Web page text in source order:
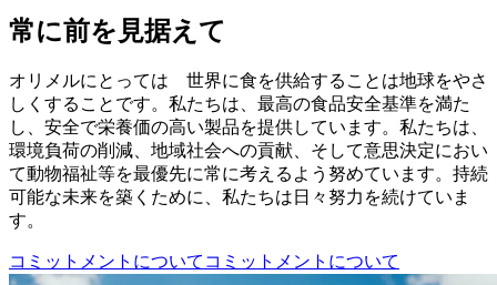
常に前を見据えて
オリメルにとっては 世界に食を供給することは地球をやさ
しくすることです。私たちは、最高の食品安全基準を満た
し、安全で栄養価の高い製品を提供しています。私たちは、
環境負荷の削減、地域社会への貢献、そして意思決定におい
て動物福祉等を最優先に常に考えるよう努めています。持続
可能な未来を築くために、私たちは日々努力を続けていま
す。
コミットメントについて コミットメントについて